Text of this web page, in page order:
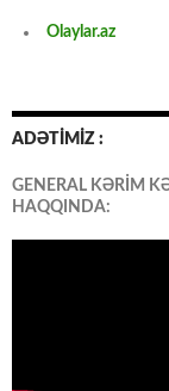
Olaylar.az
ADƏTİMİZ :
GENERAL KƏRİM
HAQQINDA: